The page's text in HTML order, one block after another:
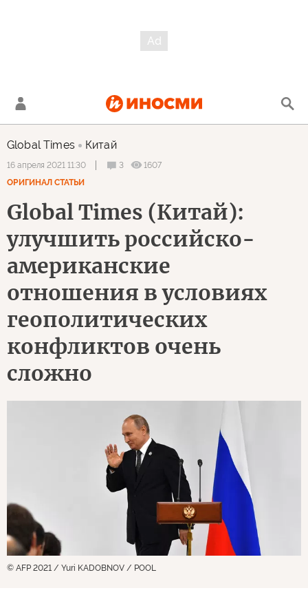
Global Times Китай
16 апреля 2021 11:30 3
1607
ОРИГИНАЛ СТАТЬИ
Global Times (Китай):
улучшить российско-
американские
отношения в условиях
геополитических
конфликтов очень
сложно
© AFP 2021 / Yuri KADOBNOV / POOL